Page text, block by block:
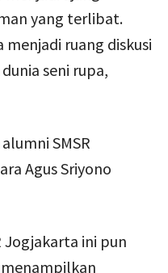
yang terlibat.
ruang diskusi
seni rupa,
SMSR
Agus Sriyono
Jogjakarta ini pun